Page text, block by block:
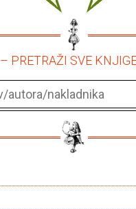
– PRETRAŽI SVE